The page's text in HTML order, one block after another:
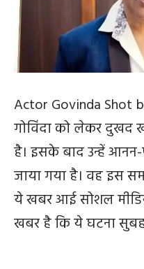
Actor Govinda Shot
गोविंदा को लेकर दुखद
है। इसके बाद उन्हें
जाया गया है। वह इस
ये खबर आई सोशल
खबर है कि ये घटना